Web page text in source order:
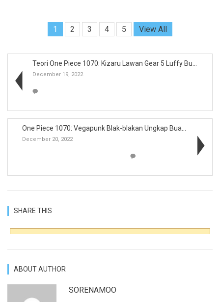
1 2 3 4 5 View All
Teori One Piece 1070: Kizaru Lawan Gear 5 Luffy Bu...
December 19, 2022
December 20, 2022
SHARE THIS
ABOUT AUTHOR
SORENAMOO